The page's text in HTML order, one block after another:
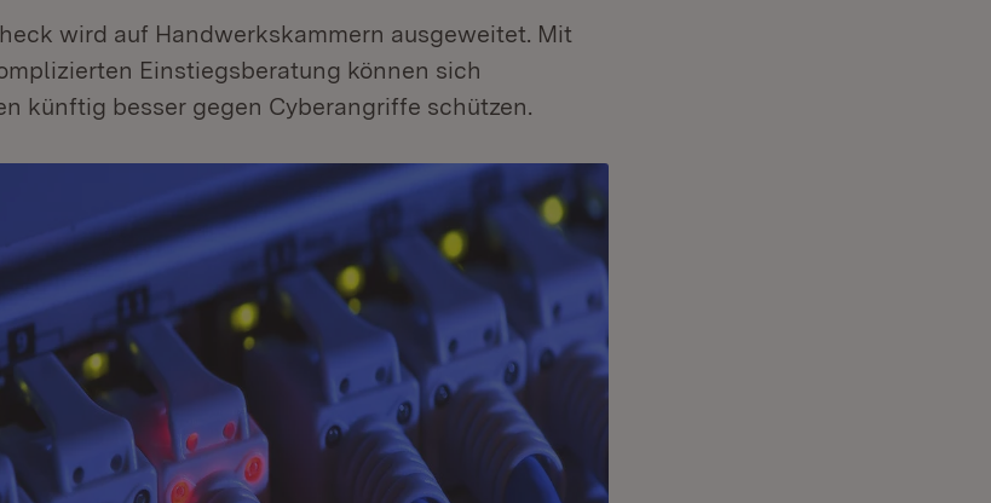
wird auf Handwerkskammern ausgeweitet. Mit
Einstiegsberatung können sich
künftig besser gegen Cyberangriffe schützen.